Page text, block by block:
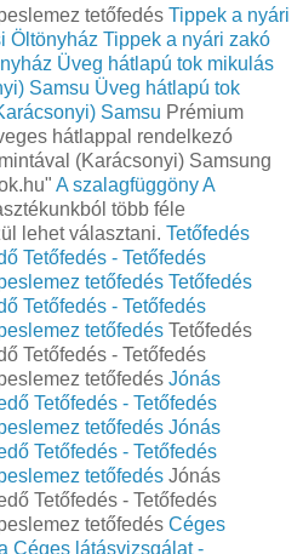
tetőfedés Tippek a nyári
Öltönyház Tippek a nyári zakó
Üveg hátlapú tok mikulás
Samsu Üveg hátlapú tok
Samsu Prémium
hátlappal rendelkezó
(Karácsonyi) Samsung
A szalagfüggönyA
több féle
lehet választani. Tetőfedés
Tetőfedés - Tetőfedés
tetőfedés Tetőfedés
Tetőfedés - Tetőfedés
tetőfedés Tetőfedés
Tetőfedés - Tetőfedés
tetőfedés Jónás
Tetőfedés - Tetőfedés
tetőfedés Jónás
Tetőfedés - Tetőfedés
tetőfedés Jónás
Tetőfedés - Tetőfedés
tetőfedés Céges
Céges látásvizsgálat -